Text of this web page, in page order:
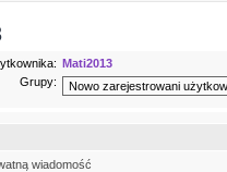
Mati2013
Grupy:
wiadomość